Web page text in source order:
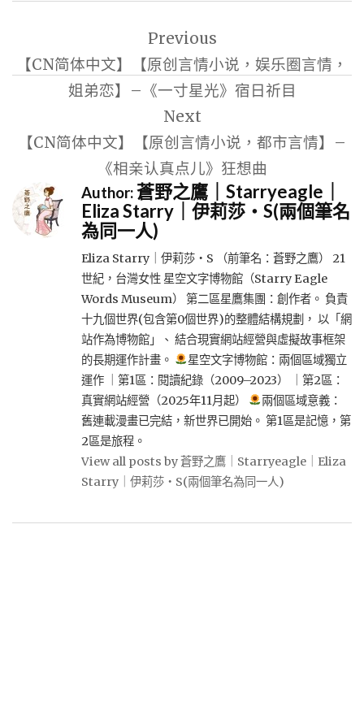
導
Previous
【CN简体中文】【原创言情小说，娱乐圈言情，
姐弟恋】–《一寸星光》宿日祈目
Next
【CN简体中文】【原创言情小说，都市言情】–
《相亲认真点儿》狂想曲
Author:蒼野之鷹｜Starryeagle｜
Eliza Starry｜伊莉莎・S(兩個筆名
為同一人)
Eliza Starry｜伊莉莎・S （前筆名：蒼野之鷹） 21
世紀，台灣女性 星空文字博物館（Starry Eagle
Words Museum） 第二區星鷹集團：創作者。 負責
十九個世界(包含第0個世界)的整體結構規劃， 以「網
站作為博物館」、 結合現實網站經營與虛擬故事框架
的長期運作計畫。
星空文字博物館：兩個區域獨立
運作 ｜第1區：閱讀紀錄（2009–2023） ｜第2區：
真實網站經營（2025年11月起）
兩個區域意義：
舊連載漫畫已完結，新世界已開始。 第1區是記憶，第
2區是旅程。
View all posts by 蒼野之鷹｜Starryeagle｜Eliza
Starry｜伊莉莎・S(兩個筆名為同一人)